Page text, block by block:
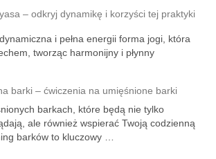
– odkryj dynamikę i korzyści tej praktyki
i pełna energii forma jogi, która
tworząc harmonijny i płynny
barki – ćwiczenia na umięśnione barki
barkach, które będą nie tylko
ale również wspierać Twoją codzienną
barków to kluczowy …